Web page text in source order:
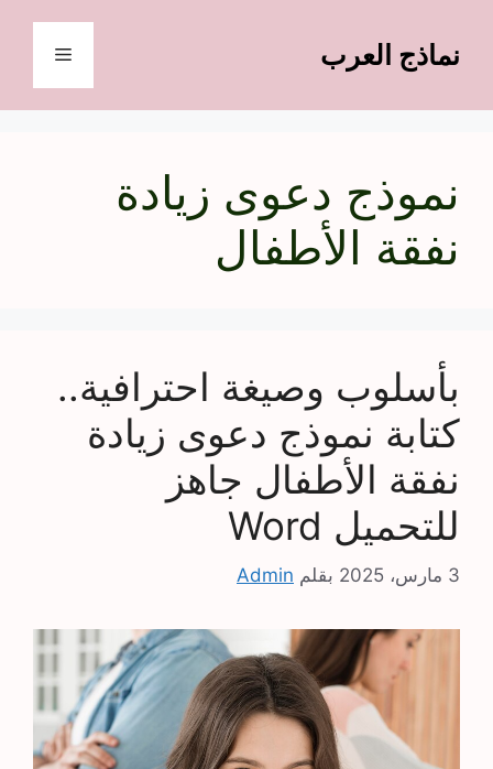
المحتوىنماذج العرب القائمة
نموذج دعوى زيادة
نفقة الأطفال
بأسلوب وصيغة احترافية..
كتابة نموذج دعوى زيادة
نفقة الأطفال جاهز
للتحميل Word
3 مارس، 2025 بقلم Admin